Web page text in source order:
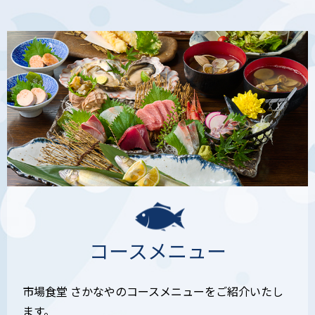
コースメニュー
市場食堂 さかなやのコースメニューをご紹介いたし
ます。